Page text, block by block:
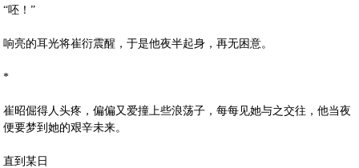
“呸！”
响亮的耳光将崔衍震醒，于是他夜半起身，再无困意。
*
崔昭倔得人头疼，偏偏又爱撞上些浪荡子，每每见她与之交往，他当夜
便要梦到她的艰辛未来。
直到某日